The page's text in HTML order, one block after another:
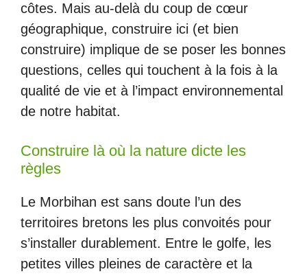
côtes. Mais au-delà du coup de cœur
géographique, construire ici (et bien
construire) implique de se poser les bonnes
questions, celles qui touchent à la fois à la
qualité de vie et à l’impact environnemental
de notre habitat.
Construire là où la nature dicte les
règles
Le Morbihan est sans doute l’un des
territoires bretons les plus convoités pour
s’installer durablement. Entre le golfe, les
petites villes pleines de caractère et la